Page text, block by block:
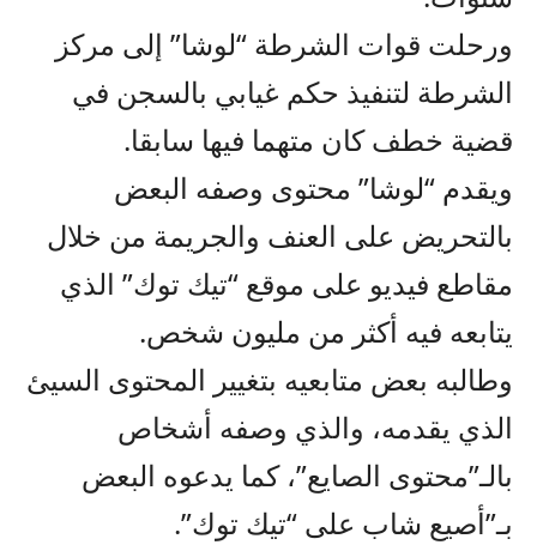
ورحلت قوات الشرطة “لوشا” إلى مركز
الشرطة لتنفيذ حكم غيابي بالسجن في
قضية خطف كان متهما فيها سابقا.
ويقدم “لوشا” محتوى وصفه البعض
بالتحريض على العنف والجريمة من خلال
مقاطع فيديو على موقع “تيك توك” الذي
يتابعه فيه أكثر من مليون شخص.
وطالبه بعض متابعيه بتغيير المحتوى السيئ
الذي يقدمه، والذي وصفه أشخاص
بالـ”محتوى الصايع”، كما يدعوه البعض
بـ”أصيع شاب على “تيك توك”.